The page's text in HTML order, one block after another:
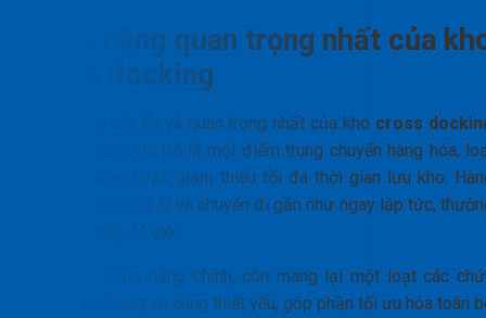
Chức năng quan trọng nhất của
cross docking
Chức năng cốt lõi và quan trọng nhất của kho cross
chính là đóng vai trò là một điểm trung chuyển hàng hóa,
bỏ hoàn toàn hoặc giảm thiểu tối đa thời gian lưu kho.
hóa đến được xử lý và chuyển đi gần như ngay lập tức,
là trong vòng 24 giờ.
Bên cạnh chức năng chính, còn mang lại một loạt các
năng phụ nhưng vô cùng thiết yếu, góp phần tối ưu hóa toàn